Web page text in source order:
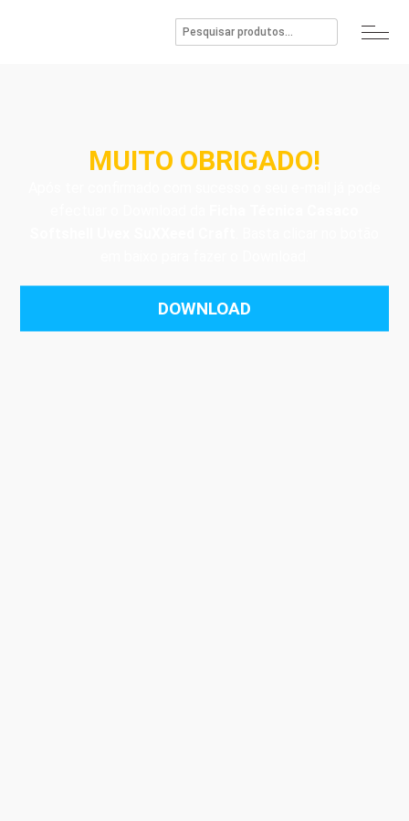
MUITO OBRIGADO!
DOWNLOAD